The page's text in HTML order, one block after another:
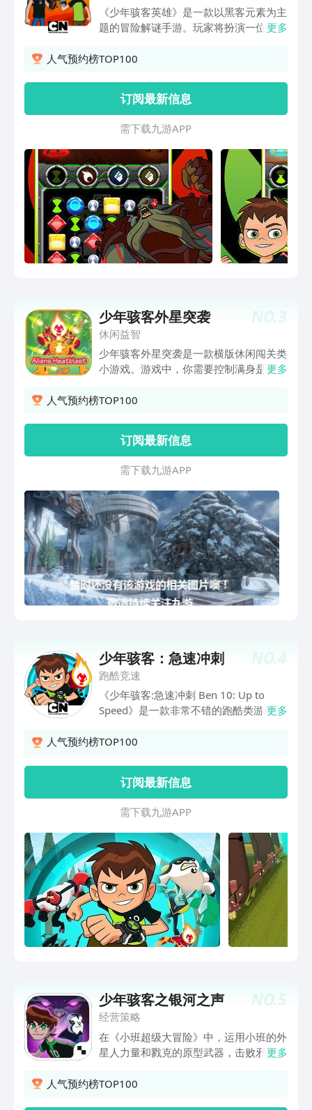
《少年骇客英雄》是一款以黑客元素为主
题的冒险解谜手游。玩家将扮演一位少年
决谜题和挑战各种信息安全难关。游戏画
更多
人气预约榜TOP100
订阅最新信息
需 下 载 九 游 A P P
NO.3
少年骇客外星突袭
休闲益智
少年骇客外星突袭是一款横版休闲闯关类
小游戏。游戏中，你需要控制满身是火
游戏画面简洁精致，玩法魔性，用于消磨
更多
人气预约榜TOP100
订阅最新信息
需 下 载 九 游 A P P
NO.4
少年骇客：急速冲刺
跑酷竞速
《少年骇客:急速冲刺 Ben 10: Up to
Speed》是一款非常不错的跑酷类游戏，
的科幻动画片改编而来，运用外星神秘异
沿途的敌人，不断升级你的能力，挑战最
高速度！动漫的经典人物都将悉数出场，
大反派外星人将带给你重重困难，强化你
的技能和装备，才能战胜他们，粉碎敌人
的阴谋！ 提示 :
更多
人气预约榜TOP100
订阅最新信息
需 下 载 九 游 A P P
NO.5
少年骇客之银河之声
经营策略
在《小班超级大冒险》中，运用小班的外
星人力量和戮克的原型武器，击败邪恶天
怒》中探险银河系，击溃数不胜数的邪恶
更多
人气预约榜TOP100